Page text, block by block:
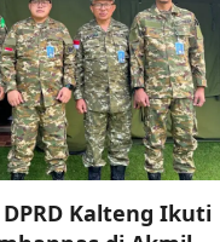
Kalteng Ikuti